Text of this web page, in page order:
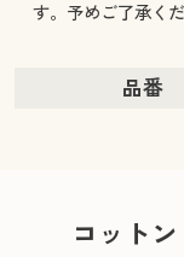
す。予めご了承くだ
品番
コット